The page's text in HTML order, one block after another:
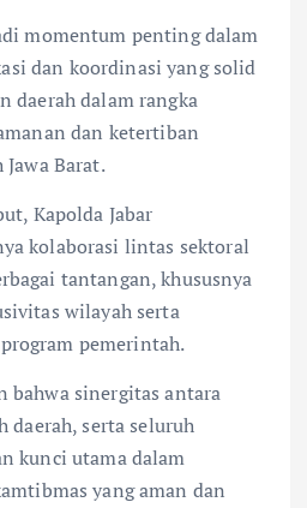
momentum penting dalam
dan koordinasi yang solid
daerah dalam rangka
dan ketertiban
Barat.
Kapolda Jabar
kolaborasi lintas sektoral
tantangan, khususnya
wilayah serta
pemerintah.
bahwa sinergitas antara
serta seluruh
kunci utama dalam
yang aman dan